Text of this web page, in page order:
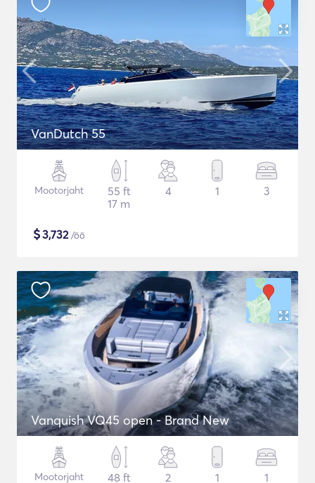
VanDutch 55
Mootorjaht
55 ft
17 m
4 1 3
$3,732/öö
Vanquish VQ45 open - Brand New
Mootorjaht
48 ft
2 1 1